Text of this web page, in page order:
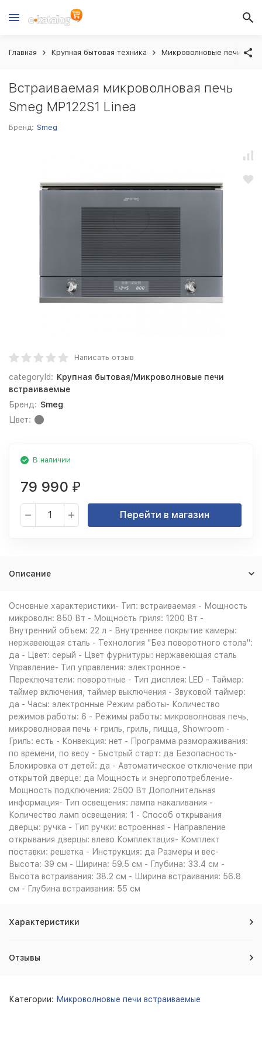
Главная Крупная бытовая техника Микроволновые печи
Встраиваемая микроволновая печь
Smeg MP122S1 Linea
Бренд: Smeg
Написать отзыв
categoryId: Крупная бытовая/Микроволновые печи
встраиваемые
Бренд: Smeg
Цвет:
В наличии
79 990 ₽
Перейти в магазин
Описание
Основные характеристики- Тип: встраиваемая - Мощность
микроволн: 850 Вт - Мощность гриля: 1200 Вт -
Внутренний объем: 22 л - Внутреннее покрытие камеры:
нержавеющая сталь - Технология "Без поворотного стола":
да - Цвет: серый - Цвет фурнитуры: нержавеющая сталь
Управление- Тип управления: электронное -
Переключатели: поворотные - Тип дисплея: LED - Таймер:
таймер включения, таймер выключения - Звуковой таймер:
да - Часы: электронные Режим работы- Количество
режимов работы: 6 - Режимы работы: микроволновая печь,
микроволновая печь + гриль, гриль, пицца, Showroom -
Гриль: есть - Конвекция: нет - Программа размораживания:
по времени, по весу - Быстрый старт: да Безопасность-
Блокировка от детей: да - Автоматическое отключение при
открытой дверце: да Мощность и энергопотребление-
Мощность подключения: 2500 Вт Дополнительная
информация- Тип освещения: лампа накаливания -
Количество ламп освещения: 1 - Способ открывания
дверцы: ручка - Тип ручки: встроенная - Направление
открывания дверцы: влево Комплектация- Комплект
поставки: решетка - Инструкция: да Размеры и вес-
Высота: 39 см - Ширина: 59.5 см - Глубина: 33.4 см -
Высота встраивания: 38.2 см - Ширина встраивания: 56.8
см - Глубина встраивания: 55 см
Характеристики
Отзывы
Категории: Микроволновые печи встраиваемые